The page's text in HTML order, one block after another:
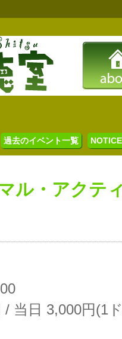
過去のイベント一覧
ル・アクテ
当日 3,000円(1